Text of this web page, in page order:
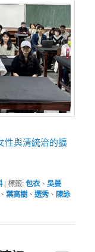
性與清統治的擴
|標籤:包衣、吳曼
葉高樹、選秀、 陳詠